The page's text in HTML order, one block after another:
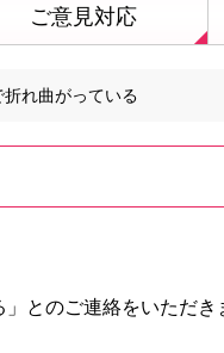
ご意見対応
れ曲がっている
とのご連絡をいただき